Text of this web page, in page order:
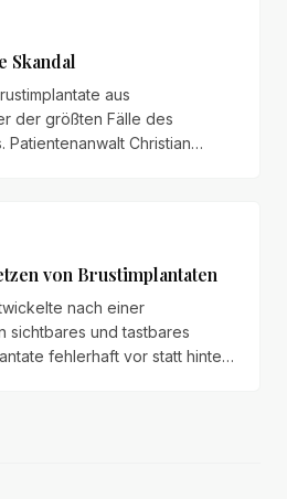
Skandal
aus
der größten Fälle des
Christian
von Brustimplantaten
nach einer
sichtbares und tastbares
fehlerhaft vor statt hinter